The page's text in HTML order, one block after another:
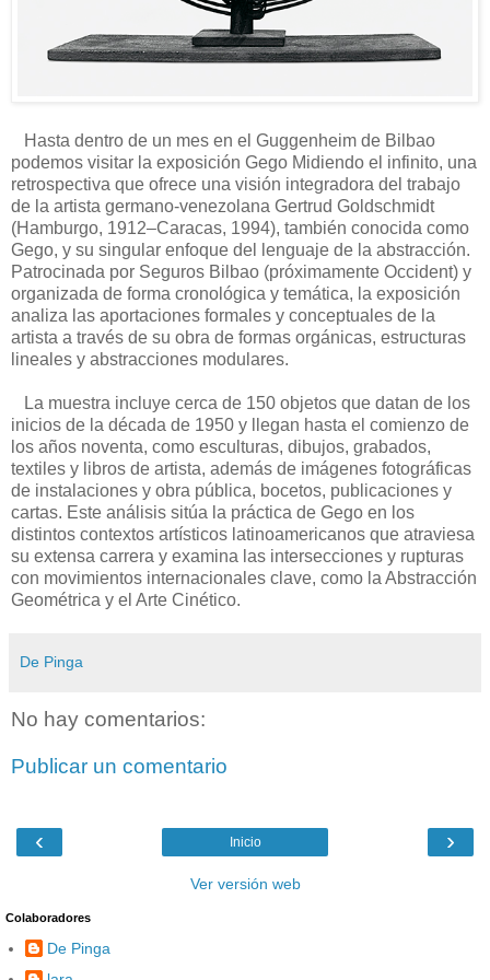
Hasta dentro de un mes en el Guggenheim de Bilbao
podemos visitar la exposición Gego Midiendo el infinito, una
retrospectiva que ofrece una visión integradora del trabajo
de la artista germano-venezolana Gertrud Goldschmidt
(Hamburgo, 1912–Caracas, 1994), también conocida como
Gego, y su singular enfoque del lenguaje de la abstracción.
Patrocinada por Seguros Bilbao (próximamente Occident) y
organizada de forma cronológica y temática, la exposición
analiza las aportaciones formales y conceptuales de la
artista a través de su obra de formas orgánicas, estructuras
lineales y abstracciones modulares.
La muestra incluye cerca de 150 objetos que datan de los
inicios de la década de 1950 y llegan hasta el comienzo de
los años noventa, como esculturas, dibujos, grabados,
textiles y libros de artista, además de imágenes fotográficas
de instalaciones y obra pública, bocetos, publicaciones y
cartas. Este análisis sitúa la práctica de Gego en los
distintos contextos artísticos latinoamericanos que atraviesa
su extensa carrera y examina las intersecciones y rupturas
con movimientos internacionales clave, como la Abstracción
Geométrica y el Arte Cinético.
De Pinga
No hay comentarios:
Publicar un comentario
‹ ›
Inicio
Ver versión web
Colaboradores
De Pinga